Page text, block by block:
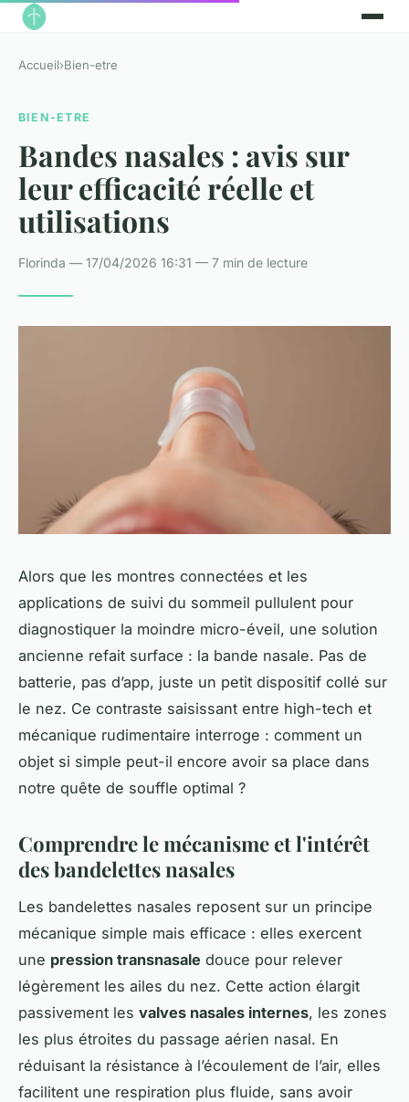
Accueil›Bien-etre
BIEN-ETRE
Bandes nasales : avis sur
leur efficacité réelle et
utilisations
Florinda — 17/04/2026 16:31 — 7 min de lecture
Alors que les montres connectées et les
applications de suivi du sommeil pullulent pour
diagnostiquer la moindre micro-éveil, une solution
ancienne refait surface : la bande nasale. Pas de
batterie, pas d’app, juste un petit dispositif collé sur
le nez. Ce contraste saisissant entre high-tech et
mécanique rudimentaire interroge : comment un
objet si simple peut-il encore avoir sa place dans
notre quête de souffle optimal ?
Comprendre le mécanisme et l'intérêt
des bandelettes nasales
Les bandelettes nasales reposent sur un principe
mécanique simple mais efficace : elles exercent
une pression transnasale douce pour relever
légèrement les ailes du nez. Cette action élargit
passivement les valves nasales internes, les zones
les plus étroites du passage aérien nasal. En
réduisant la résistance à l’écoulement de l’air, elles
facilitent une respiration plus fluide, sans avoir